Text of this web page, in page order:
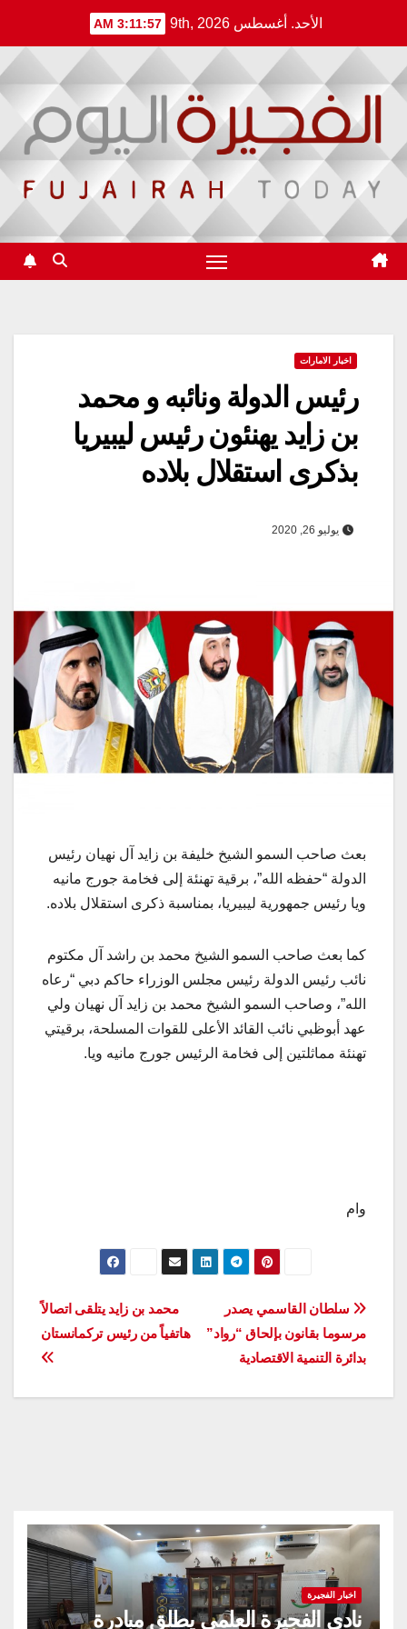
content
الأحد. أغسطس 9th, 2026 3:11:57 AM
اخبار الامارات
رئيس الدولة ونائبه و محمد
بن زايد يهنئون رئيس ليبيريا
بذكرى استقلال بلاده
يوليو 26, 2020
بعث صاحب السمو الشيخ خليفة بن زايد آل نهيان رئيس
الدولة “حفظه الله”، برقية تهنئة إلى فخامة جورج مانيه
ويا رئيس جمهورية ليبيريا، بمناسبة ذكرى استقلال بلاده.
كما بعث صاحب السمو الشيخ محمد بن راشد آل مكتوم
نائب رئيس الدولة رئيس مجلس الوزراء حاكم دبي “رعاه
الله”، وصاحب السمو الشيخ محمد بن زايد آل نهيان ولي
عهد أبوظبي نائب القائد الأعلى للقوات المسلحة، برقيتي
تهنئة مماثلتين إلى فخامة الرئيس جورج مانيه ويا.
وام
تصفّح
المقالات
محمد بن زايد يتلقى اتصالاً
هاتفياً من رئيس تركمانستان
سلطان القاسمي يصدر
مرسوما بقانون بإلحاق “رواد”
بدائرة التنمية الاقتصادية
اخبار الفجيرة
نادي الفجيرة العلمي يطلق مبادرة